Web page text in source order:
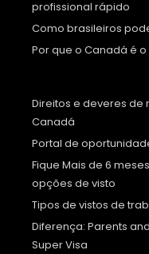
profissional rápido
Como brasileiros
Por que o Canadá é
Direitos e deveres
Canadá
Portal de
Fique Mais de 6
opções de visto
Tipos de vistos de
Diferença: Parents
Super Visa